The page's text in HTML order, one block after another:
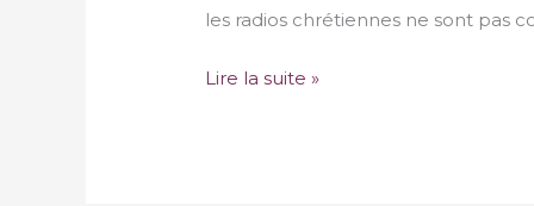
les radios chrétiennes ne sont pas
Lire la suite »